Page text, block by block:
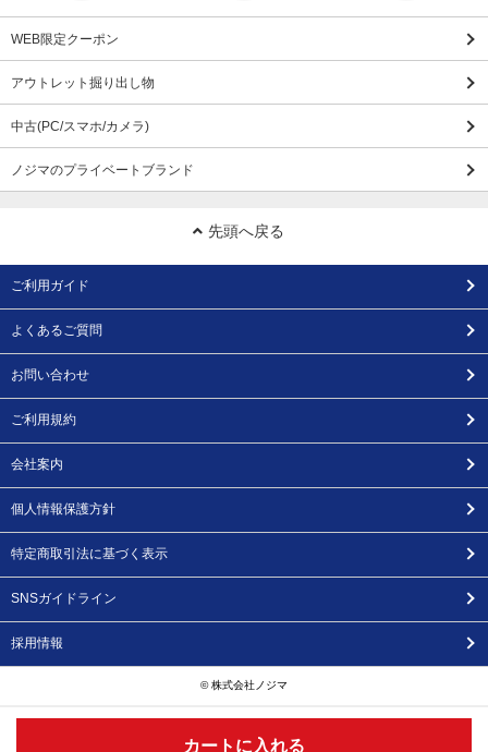
カートに入れる
WEB限定クーポン
アウトレット掘り出し物
中古(PC/スマホ/カメラ)
ノジマのプライベートブランド
先頭へ戻る
ご利用ガイド
よくあるご質問
お問い合わせ
ご利用規約
会社案内
個人情報保護方針
特定商取引法に基づく表示
SNSガイドライン
採用情報
© 株式会社ノジマ